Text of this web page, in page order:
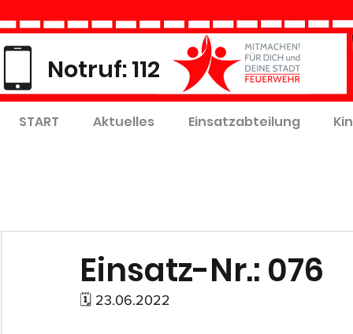
Notruf: 112
START Aktuelles Einsatzabteilung
Einsatz-Nr.: 076
🗓 23.06.2022